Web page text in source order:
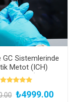
GC Sistemlerinde
Metot (ICH)
Eğitimi (Kayıttan
Hemen İzle)
₺4999.00